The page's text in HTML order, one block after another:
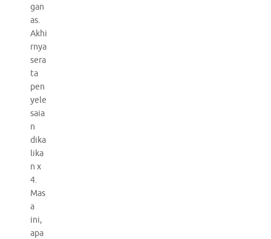
gan
as.
Akhi
rnya
sera
ta
pen
yele
saia
n
dika
lika
n x
4.
Mas
a
ini,
apa